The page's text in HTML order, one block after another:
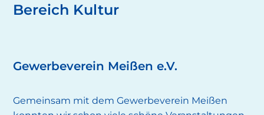
Bereich Kultur
Gewerbeverein Meißen e.V.
Gemeinsam mit dem Gewerbeverein Meißen